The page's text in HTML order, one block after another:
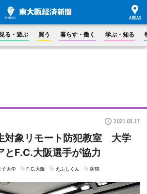
見る・遊ぶ 買う 暮らす・働く 学ぶ・知る
2021.03.17
対象リモート防犯教室 大学
とF.C.大阪選手が協力
子大学 F.C.大阪 えふしくん 防犯